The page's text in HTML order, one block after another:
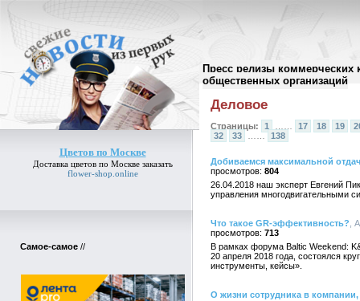
Пресс релизы коммерческих
общественных организаций
Цветов по Москве
Доставка цветов по Москвезаказать
flower-shop.online
Самое-самое //
Архив пресс-релизов//
Деловое
Страницы: 1 17 18 19
32
33 …… 138
Добиваемся максимальной
804
26.04.2018 наш эксперт Евгений
управления многодвигательными
Что такое GR-эффективность? ,
713
В рамках форума Baltic Weekend:
20 апреля 2018 года, состоялся
инструменты, кейсы».
О жизни сотрудника в компании,